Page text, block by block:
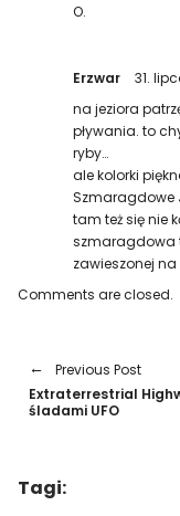
O.
Erzwar
31.
na jeziora
pływania. to
ryby…
ale kolorki
Szmaragdowe
tam też się nie
szmaragdowa
zawieszonej
Comments are closed.
Previous Post
Extraterrestrial
śladami UFO
Tagi: